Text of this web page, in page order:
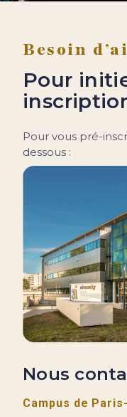
Besoin
Pour
Pour vous pré-
dessous :
Nous
Campus de